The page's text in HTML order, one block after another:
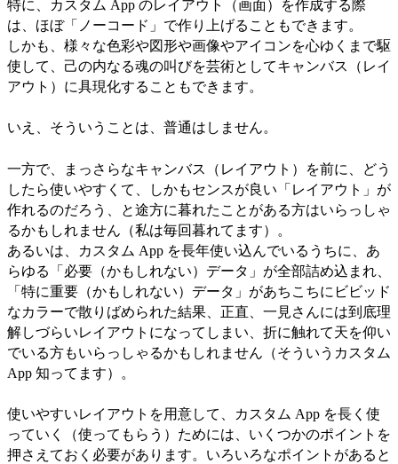
特に、カスタム App のレイアウト（画面）を作成する際
は、ほぼ「ノーコード」で作り上げることもできます。
しかも、様々な色彩や図形や画像やアイコンを心ゆくまで駆
使して、己の内なる魂の叫びを芸術としてキャンバス（レイ
アウト）に具現化することもできます。
いえ、そういうことは、普通はしません。
一方で、まっさらなキャンバス（レイアウト）を前に、どう
したら使いやすくて、しかもセンスが良い「レイアウト」が
作れるのだろう、と途方に暮れたことがある方はいらっしゃ
るかもしれません（私は毎回暮れてます）。
あるいは、カスタム App を長年使い込んでいるうちに、あ
らゆる「必要（かもしれない）データ」が全部詰め込まれ、
「特に重要（かもしれない）データ」があちこちにビビッド
なカラーで散りばめられた結果、正直、一見さんには到底理
解しづらいレイアウトになってしまい、折に触れて天を仰い
でいる方もいらっしゃるかもしれません（そういうカスタム
App 知ってます）。
使いやすいレイアウトを用意して、カスタム App を長く使
っていく（使ってもらう）ためには、いくつかのポイントを
押さえておく必要があります。いろいろなポイントがあると